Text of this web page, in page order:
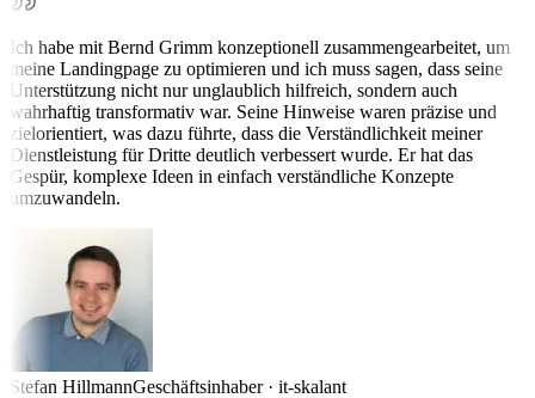
Ich habe mit Bernd Grimm konzeptionell zusammengearbeitet, um
meine Landingpage zu optimieren und ich muss sagen, dass seine
Unterstützung nicht nur unglaublich hilfreich, sondern auch
wahrhaftig transformativ war. Seine Hinweise waren präzise und
zielorientiert, was dazu führte, dass die Verständlichkeit meiner
Dienstleistung für Dritte deutlich verbessert wurde. Er hat das
Gespür, komplexe Ideen in einfach verständliche Konzepte
umzuwandeln.
Stefan HillmannGeschäftsinhaber· it-skalant